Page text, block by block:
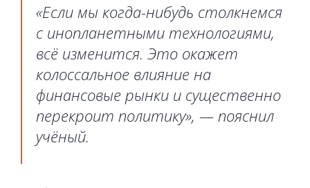
«Если мы когда-нибудь столкнемся
с инопланетными технологиями,
всё изменится. Это окажет
колоссальное влияние на
финансовые рынки и существенно
перекроит политику», — пояснил
учёный.